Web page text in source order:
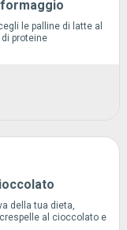
le palline di latte al
proteine
della tua dieta,
al cioccolato e